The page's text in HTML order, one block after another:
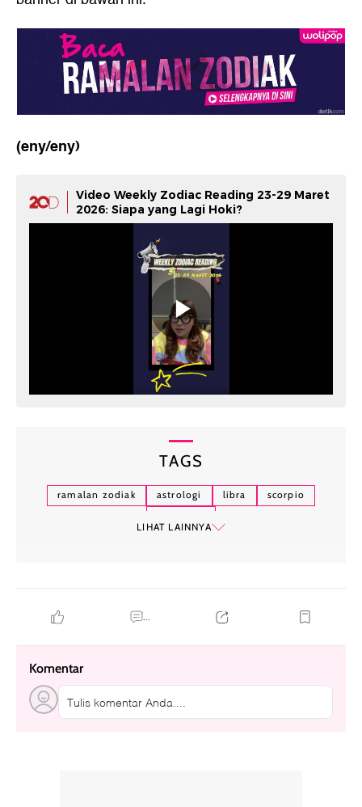
(eny/eny)
Video Weekly Zodiac Reading 23-29 Maret
2026: Siapa yang Lagi Hoki?
TAGS
ramalan zodiak astrologi libra
scorpio
LIHAT LAINNYA
...
Komentar
Tulis komentar Anda....